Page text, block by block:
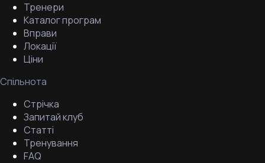
Тренери
Каталог програм
Вправи
Локації
Ціни
Спільнота
Стрічка
Запитай клуб
Статті
Тренування
FAQ